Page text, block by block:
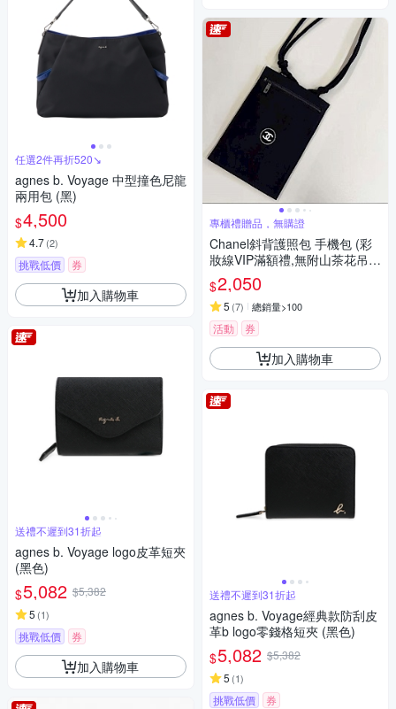
任選2件再折520↘
agnes b. Voyage 中型撞色尼龍
兩用包 (黑)
$4,500
4.7(2)
挑戰低價 券
加入購物車
送禮不遲到31折起
agnes b. Voyage logo皮革短夾
(黑色)
$5,082 $5,382
5 (1)
挑戰低價 券
加入購物車
專櫃禮贈品，無購證
Chanel斜背護照包 手機包 (彩
妝線VIP滿額禮,無附山茶花吊
飾）
$2,050
5 (7) 總銷量>100
活動 券
加入購物車
送禮不遲到31折起
agnes b. Voyage經典款防刮皮
革b logo零錢格短夾 (黑色)
$5,082 $5,382
5 (1)
挑戰低價 券